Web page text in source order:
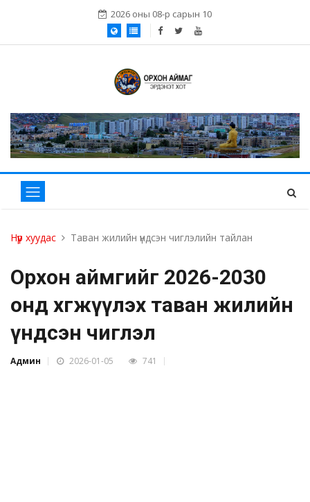
2026 оны 08-р сарын 10
Нүүр хуудас Таван жилийн үндсэн чиглэлийн тайлан
Орхон аймгийг 2026-2030
онд хөгжүүлэх таван жилийн
үндсэн чиглэл
Админ 2026-01-05 741